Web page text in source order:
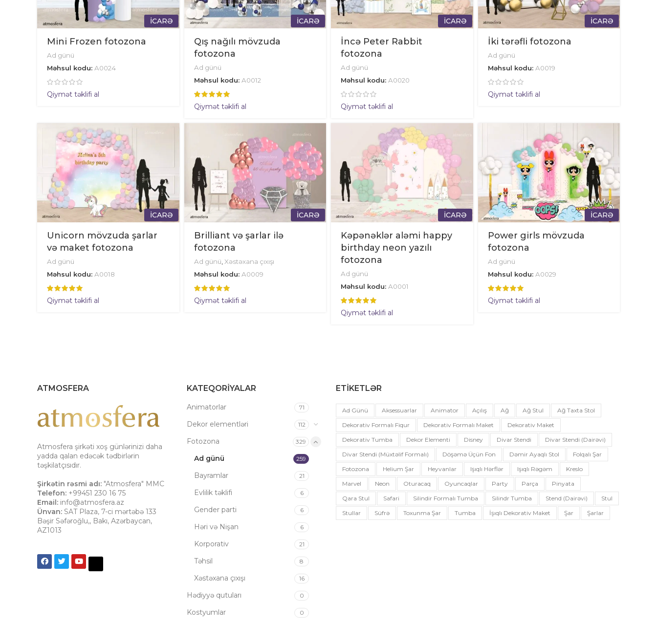
İCARƏ
Mini Frozen fotozona
Ad günü
Məhsul kodu: A0024
Qiymət təklifi al
İCARƏ
Qış nağılı mövzuda
fotozona
Ad günü
Məhsul kodu: A0012
Qiymət təklifi al
İCARƏ
İncə Peter Rabbit
fotozona
Ad günü
Məhsul kodu: A0020
Qiymət təklifi al
İCARƏ
İki tərəfli fotozona
Ad günü
Məhsul kodu: A0019
Qiymət təklifi al
İCARƏ
Unicorn mövzuda şarlar
və maket fotozona
Ad günü
Məhsul kodu: A0018
Qiymət təklifi al
İCARƏ
Brilliant və şarlar ilə
fotozona
Ad günü,Xəstəxana çıxışı
Məhsul kodu: A0009
Qiymət təklifi al
İCARƏ
Kəpənəklər aləmi happy
birthday neon yazılı
fotozona
Ad günü
Məhsul kodu: A0001
Qiymət təklifi al
İCARƏ
Power girls mövzuda
fotozona
Ad günü
Məhsul kodu: A0029
Qiymət təklifi al
ATMOSFERA
Atmosfera şirkəti xoş günlərinizi daha
yadda qalan edəcək tədbirlərin
təşkilatçısıdır.
Şirkətin rəsmi adı: "Atmosfera" MMC
Telefon: +99451 230 16 75
Email: info@atmosfera.az
Ünvan: SAT Plaza, 7-ci mərtəbə 133
Bəşir Səfəroğlu,, Bakı, Azərbaycan,
AZ1013
KATEQORIYALAR
Animatorlar 71
Dekor elementləri 112
Fotozona 329
Ad günü 259
Bayramlar 21
Evlilik təklifi 6
Gender parti 6
Həri və Nişan 6
Korporativ 21
Təhsil 8
Xəstəxana çıxışı 16
Hədiyyə qutuları 0
Kostyumlar 0
ETIKETLƏR
Ad Günü Aksessuarlar Animator Açılış Ağ Ağ Stul
Ağ Taxta Stol
Dekorativ Formalı Fiqur
Dekorativ Formalı Maket
Dekorativ Maket
Dekorativ Tumba
Dekor Elementi Disney Divar Stendi
Divar Stendi (dairəvi)
Divar Stendi (müxtəlif Formalı)
Döşəmə Üçün Fon Dəmir Ayaqlı Stol
Folqalı Şar
Fotozona
Helium Şar Heyvanlar Işıqlı Hərflər Işıqlı Rəgəm
Kreslo
Marvel
Neon Oturacaq Oyuncaqlar Party Parça
Pinyata
Qara Stul
Safari Silindir Formalı Tumba Silindr Tumba Stend (dairəvi)
Stul
Stullar
Süfrə Toxunma Şar Tumba İşıqlı Dekorativ Maket Şar Şarlar